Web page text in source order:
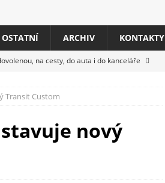
OSTATNÍ ARCHIV KONTAKTY
na cesty, do auta i do kanceláře
představí nové příslušenství pro hráče,
tiskáren Canon imageFORCE s modely
Transit Custom
nový